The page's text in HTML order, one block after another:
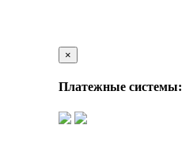
×
Платежные системы: